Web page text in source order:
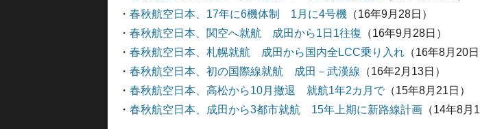
・ 春秋航空日本、17年に6機体制 1月に4号機 （16年9月28日）
・ 春秋航空日本、関空へ就航 成田から1日1往復 （16年9月28日）
・ 春秋航空日本、札幌就航 成田から国内全LCC乗り入れ （16年8月20日
・ 春秋航空日本、初の国際線就航 成田－武漢線 （16年2月13日）
・ 春秋航空日本、高松から10月撤退 就航1年2カ月で（15年8月21日）
・ 春秋航空日本、成田から3都市就航 15年上期に新路線計画 （14年8月1